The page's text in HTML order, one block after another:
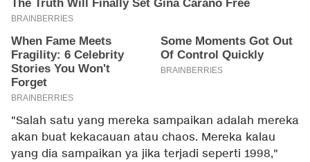
"Salah satu yang mereka sampaikan adalah mereka
akan buat kekacauan atau chaos. Mereka kalau
yang dia sampaikan ya jika terjadi seperti 1998,"